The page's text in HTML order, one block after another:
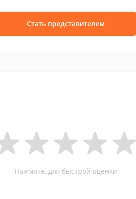
Стать представителем
Нажмите, для быстрой оценки